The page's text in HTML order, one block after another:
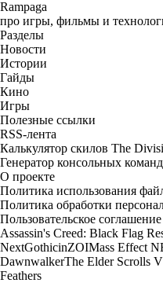
Rampaga
про игры, фильмы и
Разделы
Новости
Истории
Гайды
Кино
Игры
Полезные ссылки
RSS-лента
Калькулятор скилов The
Генератор консольных
О проекте
Политика использования
Политика обработки
Пользовательское соглашение
Assassin's Creed: Black Flag
NextGothicinZOIMass Effect
DawnwalkerThe Elder Scrolls
Feathers